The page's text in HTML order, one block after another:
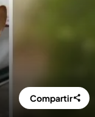
Compartir